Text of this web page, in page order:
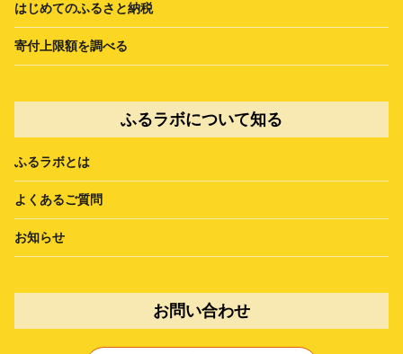
はじめてのふるさと納税
寄付上限額を調べる
ふるラボについて知る
ふるラボとは
よくあるご質問
お知らせ
お問い合わせ